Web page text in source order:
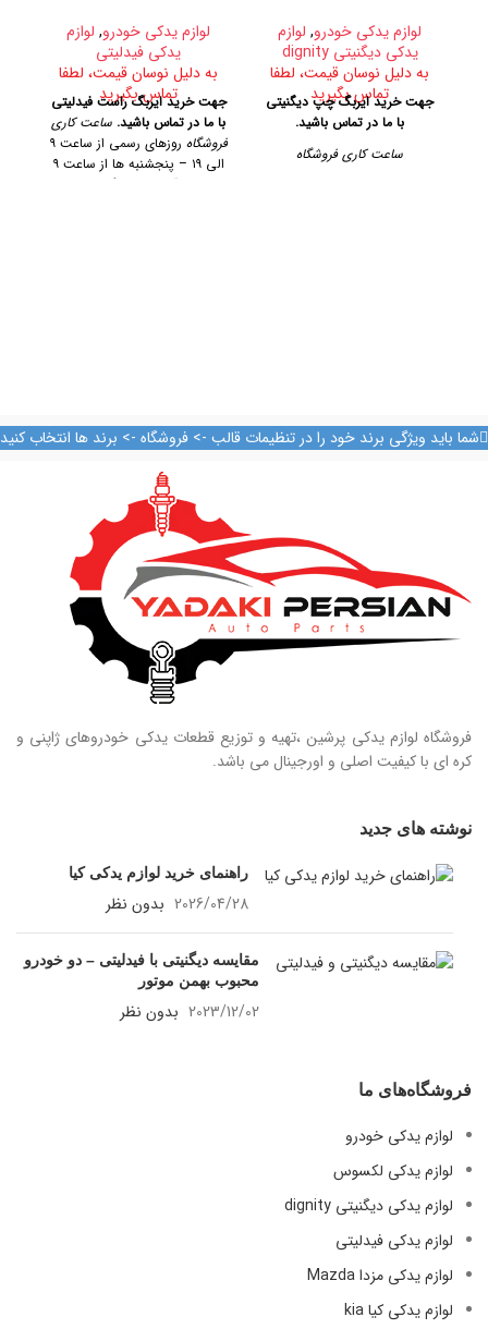
لوازم یدکی خودرو, لوازم
یدکی دیگنیتی dignity
به دلیل نوسان قیمت، لطفا
تماس بگیرید
جهت خرید ایربگ چپ دیگنیتی
با ما در تماس باشید.
ساعت کاری فروشگاه
لوازم یدکی خودرو, لوازم
یدکی فیدلیتی
به دلیل نوسان قیمت، لطفا
تماس بگیرید
جهت خرید ایربگ راست فیدلیتی
با ما در تماس باشید. ساعت کاری
فروشگاه
روزهای رسمی از ساعت ۹
الی ۱۹ – پنجشنبه ها از ساعت ۹
آدرس فروشگاه
شما باید ویژگی برند خود را در تنظیمات قالب -> فروشگاه -> برند ها انتخاب کنید
فروشگاه لوازم یدکی پرشین ،تهیه و توزیع قطعات یدکی خودروهای ژاپنی و
کره ای با کیفیت اصلی و اورجینال می باشد.
نوشته های جدید
راهنمای خرید لوازم یدکی کیا
2026/04/28 بدون نظر
مقایسه دیگنیتی با فیدلیتی – دو خودرو
محبوب بهمن موتور
2023/12/02 بدون نظر
فروشگاه‌های ما
لوازم یدکی خودرو
لوازم یدکی لکسوس
لوازم یدکی دیگنیتی dignity
لوازم یدکی فیدلیتی
لوازم یدکی مزدا Mazda
لوازم یدکی کیا kia